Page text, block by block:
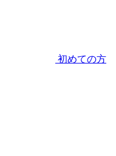
初めての方